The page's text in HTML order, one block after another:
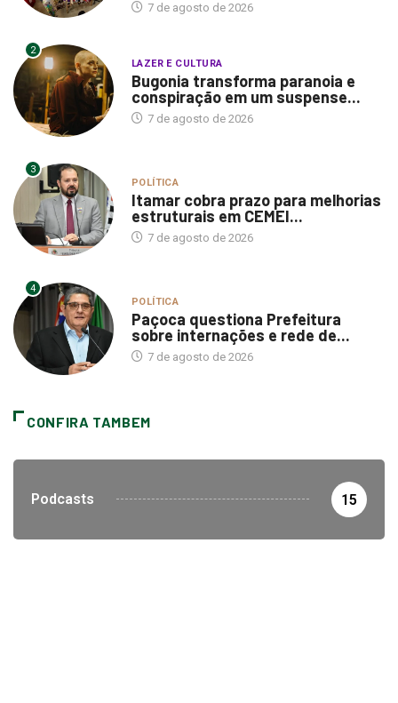
7 de agosto de 2026
2
LAZER E CULTURA
Bugonia transforma paranoia e
conspiração em um suspense...
7 de agosto de 2026
3
POLÍTICA
Itamar cobra prazo para melhorias
estruturais em CEMEI...
7 de agosto de 2026
4
POLÍTICA
Paçoca questiona Prefeitura
sobre internações e rede de...
7 de agosto de 2026
CONFIRA TAMBEM
Podcasts 15